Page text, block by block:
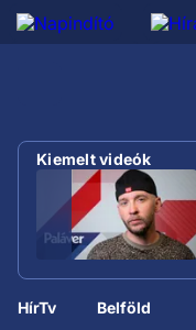
Kiemelt videók
HírTv Belföld